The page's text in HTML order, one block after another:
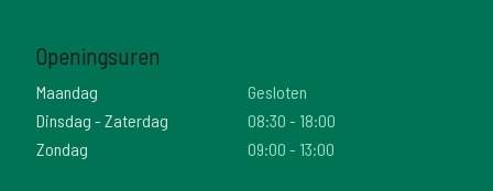
Openingsuren
Maandag
Gesloten
Dinsdag - Zaterdag
08:30 - 18:00
Zondag
09:00 - 13:00